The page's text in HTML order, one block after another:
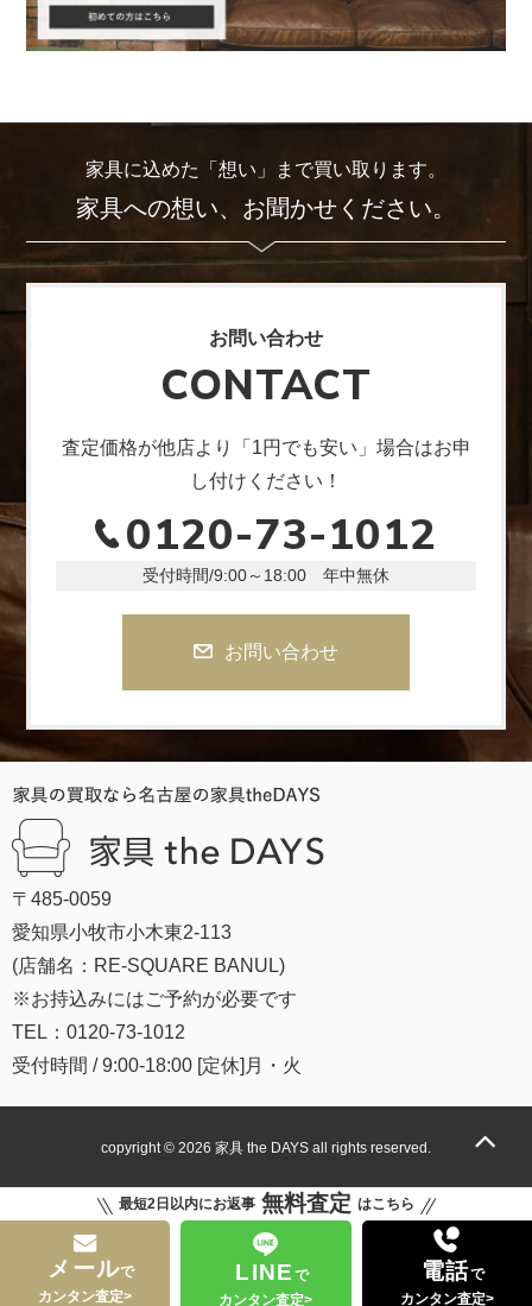
家具に込めた「想い」まで買い取ります。
家具への想い、お聞かせください。
お問い合わせ
CONTACT
査定価格が他店より「1円でも安い」場合はお申
し付けください！
0120-73-1012
受付時間/9:00～18:00 年中無休
お問い合わせ
〒485-0059
愛知県小牧市小木東2-113
(店舗名：RE-SQUARE BANUL)
※お持込みにはご予約が必要です
TEL：0120-73-1012
受付時間 / 9:00-18:00 [定休]月・火
copyright © 2026 家具 the DAYS all rights reserved.
最短2日以内にお返事 無料査定 はこちら
メールで
カンタン査定>
LINE で
カンタン査定>
電話で
カンタン査定>